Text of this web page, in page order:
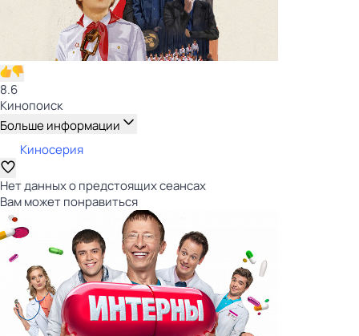
8.6
Кинопоиск
Больше информации
Киносерия
Нет данных о предстоящих сеансах
Вам может понравиться